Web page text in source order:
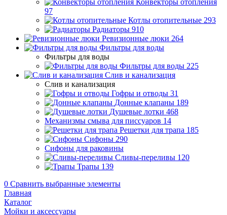
Конвекторы отопления
97
Котлы отопительные 293
Радиаторы 910
Ревизионные люки 264
Фильтры для воды
Фильтры для воды
Фильтры для воды 225
Слив и канализация
Слив и канализация
Гофры и отводы 31
Донные клапаны 189
Душевые лотки 468
Механизмы смыва для писсуаров 14
Решетки для трапа 185
Сифоны 290
Сифоны для раковины
Сливы-переливы 120
Трапы 139
0 Сравнить выбранные элементы
Главная
Каталог
Мойки и аксессуары